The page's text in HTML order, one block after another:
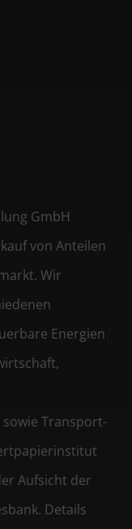
GmbH
von Anteilen
Wir
Energien
Transport-
Aufsicht der
Details